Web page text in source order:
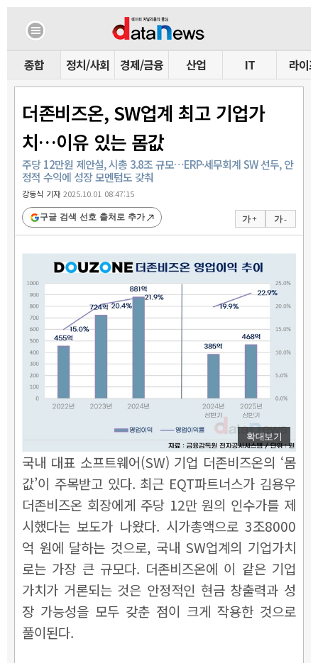
종합 정치/사회 경제/금융 산업 IT 라이프
더존비즈온, SW업계 최고 기업가
치…이유 있는 몸값
주당 12만원 제안설, 시총 3.8조 규모…ERP·세무회계 SW 선두, 안
정적 수익에 성장 모멘텀도 갖춰
강동식 기자2025.10.01 08:47:15
가 + 가 -
구글 검색 선호 출처로 추가
확대보기
국내 대표 소프트웨어(SW) 기업 더존비즈온의 ‘몸
값’이 주목받고 있다. 최근 EQT파트너스가 김용우
더존비즈온 회장에게 주당 12만 원의 인수가를 제
시했다는 보도가 나왔다. 시가총액으로 3조8000
억 원에 달하는 것으로, 국내 SW업계의 기업가치
로는 가장 큰 규모다. 더존비즈온에 이 같은 기업
가치가 거론되는 것은 안정적인 현금 창출력과 성
장 가능성을 모두 갖춘 점이 크게 작용한 것으로
풀이된다.